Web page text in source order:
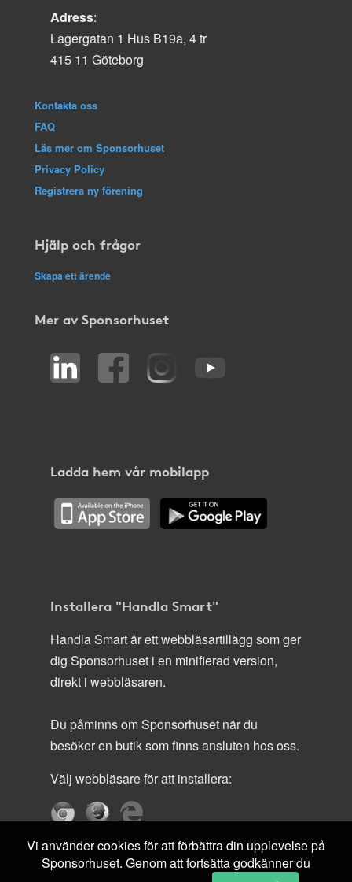
Adress:
Lagergatan 1 Hus B19a, 4 tr
415 11 Göteborg
Kontakta oss
FAQ
Läs mer om Sponsorhuset
Privacy Policy
Registrera ny förening
Hjälp och frågor
Skapa ett ärende
Mer av Sponsorhuset
Ladda hem vår mobilapp
Installera "Handla Smart"
Handla Smart är ett webbläsartillägg som ger
dig Sponsorhuset i en minifierad version,
direkt i webbläsaren.
Du påminns om Sponsorhuset när du
besöker en butik som finns ansluten hos oss.
Välj webbläsare för att installera:
Vi använder cookies för att förbättra din upplevelse på
Sponsorhuset. Genom att fortsätta godkänner du